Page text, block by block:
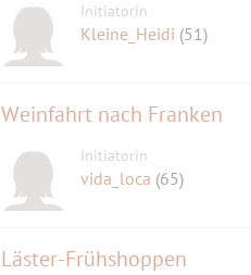
Initiatorin
Kleine_Heidi (51)
Weinfahrt nach Franken
Initiatorin
vida_loca (65)
Läster-Frühshoppen